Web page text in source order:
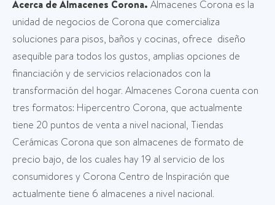
Acerca de Almacenes Corona. Almacenes Corona es la
unidad de negocios de Corona que comercializa
soluciones para pisos, baños y cocinas, ofrece diseño
asequible para todos los gustos, amplias opciones de
financiación y de servicios relacionados con la
transformación del hogar. Almacenes Corona cuenta con
tres formatos: Hipercentro Corona, que actualmente
tiene 20 puntos de venta a nivel nacional, Tiendas
Cerámicas Corona que son almacenes de formato de
precio bajo, de los cuales hay 19 al servicio de los
consumidores y Corona Centro de Inspiración que
actualmente tiene 6 almacenes a nivel nacional.